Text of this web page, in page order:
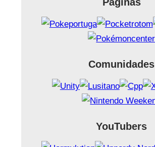
Páginas
Comunidades
YouTubers